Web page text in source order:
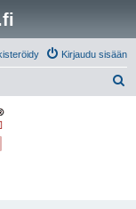
Kirjaudu sisään